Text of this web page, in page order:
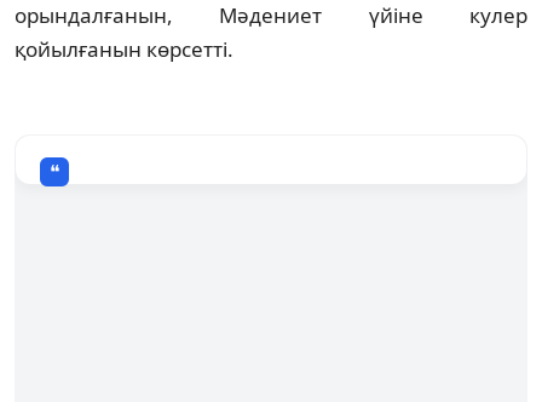
орындалғанын, Мәдениет үйіне кулер
қойылғанын көрсетті.